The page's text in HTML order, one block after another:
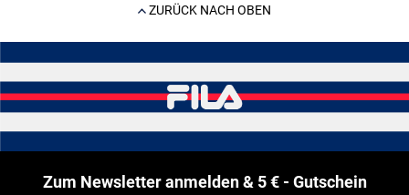
ZURÜCK NACH OBEN
Zum Newsletter anmelden & 5 € - Gutschein